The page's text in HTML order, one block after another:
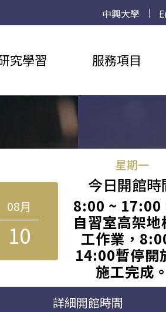
中興大學
究學習 服務項目
08月
10
星期一
今日開館時
8:00 ~ 17:00
自習室高架地
工作業，
14:00暫停開
施工完成。
詳細開館時間